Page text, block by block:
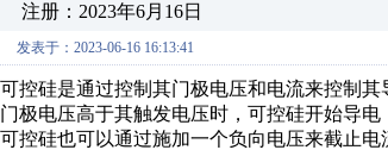
注册：2023年6月16日
发表于：2023-06-16 16:13:41
可控硅是通过控制其门极电压和电流来控制
门极电压高于其触发电压时，可控硅开始导
可控硅也可以通过施加一个负向电压来截止